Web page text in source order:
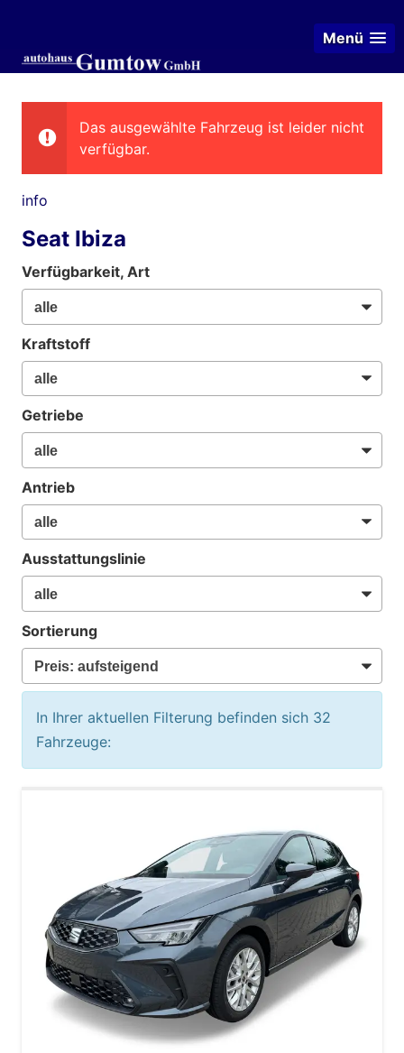
Menü
Das ausgewählte Fahrzeug ist leider nicht
verfügbar.
info
Seat Ibiza
Verfügbarkeit, Art
Kraftstoff
Getriebe
Antrieb
Ausstattungslinie
Sortierung
In Ihrer aktuellen Filterung befinden sich 32
Fahrzeuge: